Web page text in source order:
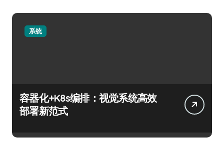
系统
容器化+K8s编排：视觉系统高效
部署新范式